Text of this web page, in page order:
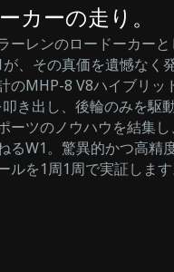
カーの走り。
ーレンのロードーカー
、その真価を遺憾なく
のMHP-8 V8ハイブリッ
き出し、後輪のみを駆
ーツのノウハウを結集
るW1。驚異的かつ高精
ルを1周1周で実証します